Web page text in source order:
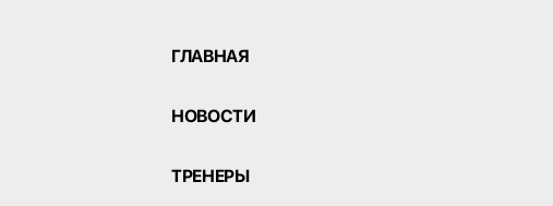
ГЛАВНАЯ
НОВОСТИ
ТРЕНЕРЫ